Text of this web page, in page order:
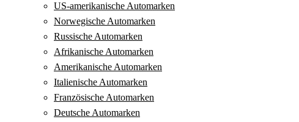
US-amerikanische Automarken
Norwegische Automarken
Russische Automarken
Afrikanische Automarken
Amerikanische Automarken
Italienische Automarken
Französische Automarken
Deutsche Automarken